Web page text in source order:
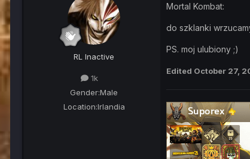
RL Inactive
1k
Gender:Male
Location:Irlandia
Mortal Kombat:
do szklanki
PS. moj ulubiony ;)
Edited October 27,